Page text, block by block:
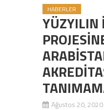
HABERLER
YÜZYILIN
Ağustos 20, 2020